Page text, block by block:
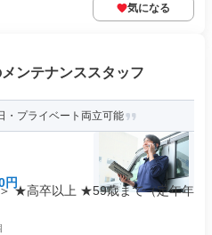
気になる
ンテナンススタッフ
・プライベート両立可能
円
★高卒以上 ★59歳まで（定年年